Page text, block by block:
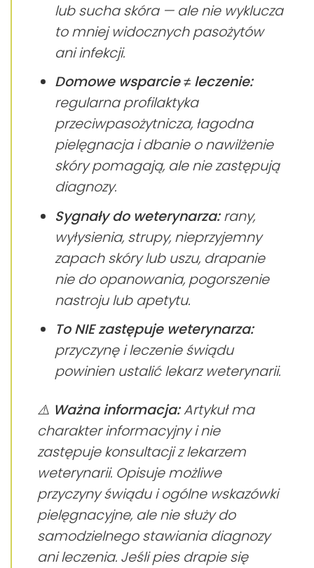
lub sucha skóra — ale nie wyklucza
to mniej widocznych pasożytów
ani infekcji.
Domowe wsparcie ≠ leczenie:
regularna profilaktyka
przeciwpasożytnicza, łagodna
pielęgnacja i dbanie o nawilżenie
skóry pomagają, ale nie zastępują
diagnozy.
Sygnały do weterynarza:rany,
wyłysienia, strupy, nieprzyjemny
zapach skóry lub uszu, drapanie
nie do opanowania, pogorszenie
nastroju lub apetytu.
To NIE zastępuje weterynarza:
przyczynę i leczenie świądu
powinien ustalić lekarz weterynarii.
⚠️ Ważna informacja:Artykuł ma
charakter informacyjny i nie
zastępuje konsultacji z lekarzem
weterynarii. Opisuje możliwe
przyczyny świądu i ogólne wskazówki
pielęgnacyjne, ale nie służy do
samodzielnego stawiania diagnozy
ani leczenia. Jeśli pies drapie się